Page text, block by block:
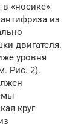
«носике»
из
двигателя.
уровня
Рис. 2).
круг